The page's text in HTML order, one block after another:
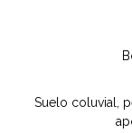
Suelo coluvial,